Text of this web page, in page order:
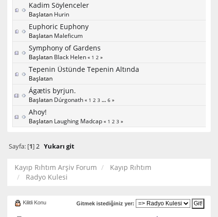
Kadim Söylenceler
Başlatan Hurin
Euphoric Euphony
Başlatan Maleficum
Symphony of Gardens
Başlatan Black Helen « 1 2 »
Tepenin Üstünde Tepenin Altında
Başlatan
Ágætis byrjun.
Başlatan Dúrgonath « 1 2 3 ... 6 »
Ahoy!
Başlatan Laughing Madcap « 1 2 3 »
Sayfa: [1]2 Yukarı git
Kayıp Rıhtım Arşiv Forum
Kayıp Rıhtım
Radyo Kulesi
Gitmek istediğiniz yer:
Kilitli Konu